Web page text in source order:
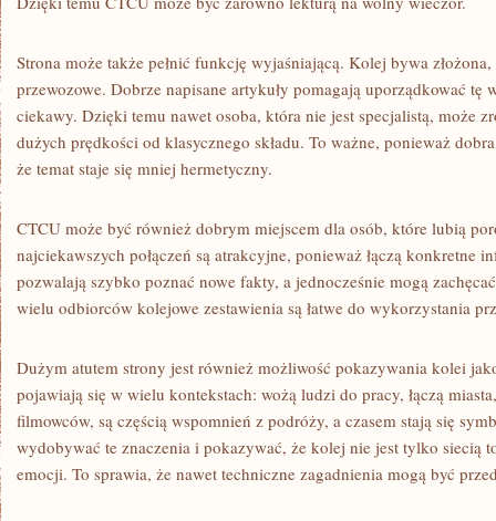
Strona może także pełnić funkcję wyjaśniającą. Kolej bywa
przewozowe. Dobrze napisane artykuły pomagają uporządkować tę
ciekawy. Dzięki temu nawet osoba, która nie jest specjalistą, może
dużych prędkości od klasycznego składu. To ważne, ponieważ
że temat staje się mniej hermetyczny.
CTCU może być również dobrym miejscem dla osób, które lubią
najciekawszych połączeń są atrakcyjne, ponieważ łączą konkretne
pozwalają szybko poznać nowe fakty, a jednocześnie mogą
wielu odbiorców kolejowe zestawienia są łatwe do wykorzystania
Dużym atutem strony jest również możliwość pokazywania kolei
pojawiają się w wielu kontekstach: wożą ludzi do pracy, łączą
filmowców, są częścią wspomnień z podróży, a czasem stają się
wydobywać te znaczenia i pokazywać, że kolej nie jest tylko siecią
emocji. To sprawia, że nawet techniczne zagadnienia mogą być